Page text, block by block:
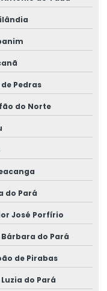
Pedras
do Norte
do Pará
José Porfírio
do Pará
de Pirabas
do Pará